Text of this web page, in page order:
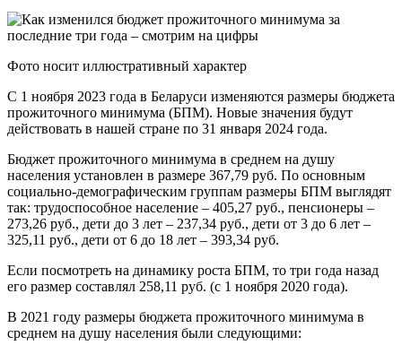
Фото носит иллюстративный характер
С 1 ноября 2023 года в Беларуси изменяются размеры бюджета
прожиточного минимума (БПМ). Новые значения будут
действовать в нашей стране по 31 января 2024 года.
Бюджет прожиточного минимума в среднем на душу
населения установлен в размере 367,79 руб. По основным
социально-демографическим группам размеры БПМ выглядят
так: трудоспособное население – 405,27 руб., пенсионеры –
273,26 руб., дети до 3 лет – 237,34 руб., дети от 3 до 6 лет –
325,11 руб., дети от 6 до 18 лет – 393,34 руб.
Если посмотреть на динамику роста БПМ, то три года назад
его размер составлял 258,11 руб. (с 1 ноября 2020 года).
В 2021 году размеры бюджета прожиточного минимума в
среднем на душу населения были следующими: